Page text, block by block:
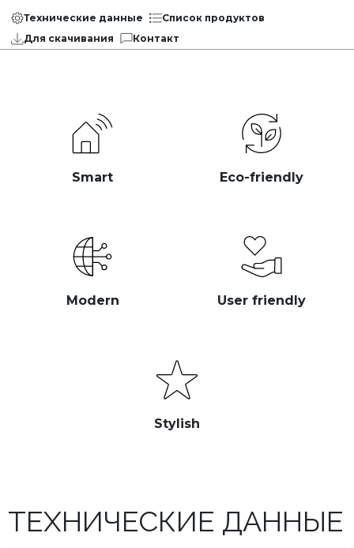
Технические данные
Список продуктов
Для скачивания
Контакт
Smart Eco-friendly
Modern User friendly
Stylish
ТЕХНИЧЕСКИЕ ДАННЫЕ